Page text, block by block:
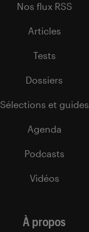
Nos flux RSS
Articles
Tests
Dossiers
Sélections et guides
Agenda
Podcasts
Vidéos
À propos